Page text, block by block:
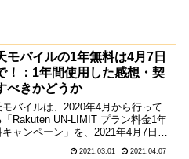
モバイルの1年無料は4月7日
！：1年間使用した感想・契
べきかどうか
モバイルは、2020年4月から行って
「Rakuten UN-LIMIT プラン料金1年
キャンペーン」を、2021年4月7日で
すると発表しました。この記事で
2021.03.01 2021.04.07